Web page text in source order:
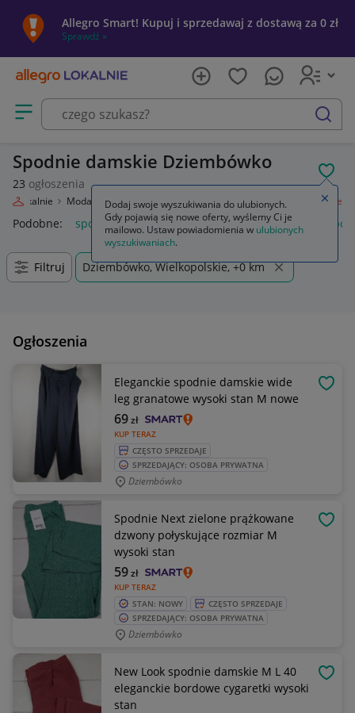
Allegro Smart! Kupuj i sprzedawaj z dostawą za 0 zł
Sprawdź »
Otwórz menu z kategoriami
szukaj
Spodnie damskie Dziembówko
23 ogłoszenia
Lokalnie Moda Odzież, Obuwie, Dodatki Odzież damska Spodnie
Podobne: spodnie spodnie robocze spodnie męskie
Filtruj Dziembówko, Wielkopolskie, +0 km
Ogłoszenia
Eleganckie spodnie damskie wide
leg granatowe wysoki stan M nowe
KUP TERAZ
69zł
CZĘSTO SPRZEDAJE
SPRZEDAJĄCY: OSOBA PRYWATNA
Dziembówko
Spodnie Next zielone prążkowane
dzwony połyskujące rozmiar M
wysoki stan
KUP TERAZ
59zł
STAN: NOWY
CZĘSTO SPRZEDAJE
SPRZEDAJĄCY: OSOBA PRYWATNA
Dziembówko
New Look spodnie damskie M L 40
eleganckie bordowe cygaretki wysoki
stan
Dodaj swoje wyszukiwania do ulubionych.
Gdy pojawią się nowe oferty, wyślemy Ci je
mailowo. Ustaw powiadomienia w ulubionych
wyszukiwaniach.